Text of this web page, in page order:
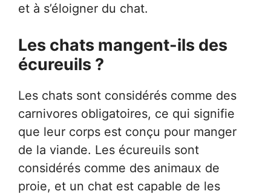
et à s’éloigner du chat.
Les chats mangent-ils des
écureuils ?
Les chats sont considérés comme des
carnivores obligatoires, ce qui signifie
que leur corps est conçu pour manger
de la viande. Les écureuils sont
considérés comme des animaux de
proie, et un chat est capable de les